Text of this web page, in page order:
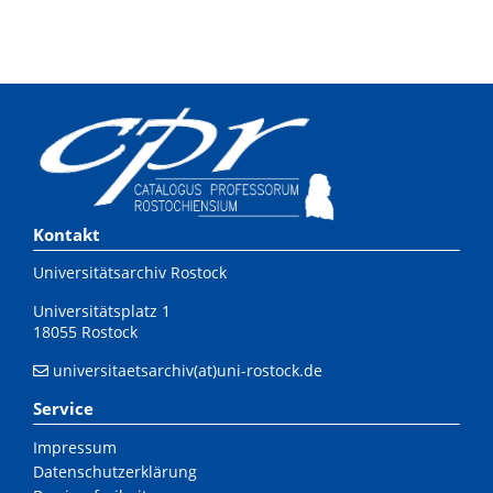
Kontakt
Universitätsarchiv Rostock
Universitätsplatz 1
18055 Rostock
universitaetsarchiv(at)uni-rostock.de
Service
Impressum
Datenschutzerklärung